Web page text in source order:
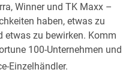
Winner und TK Maxx –
haben, etwas zu
etwas zu bewirken. Komm
100-Unternehmen und
Einzelhändler.